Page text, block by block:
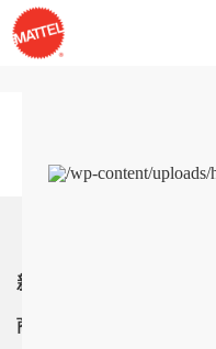
新着情報
商品紹介